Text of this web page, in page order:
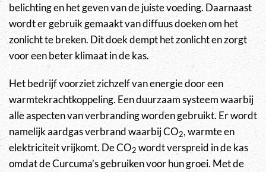
belichting en het geven van de juiste voeding. Daarnaast
wordt er gebruik gemaakt van diffuus doeken om het
zonlicht te breken. Dit doek dempt het zonlicht en zorgt
voor een beter klimaat in de kas.
Het bedrijf voorziet zichzelf van energie door een
warmtekrachtkoppeling. Een duurzaam systeem waarbij
alle aspecten van verbranding worden gebruikt. Er wordt
namelijk aardgas verbrand waarbij CO2, warmte en
elektriciteit vrijkomt. De CO2 wordt verspreid in de kas
omdat de Curcuma’s gebruiken voor hun groei. Met de